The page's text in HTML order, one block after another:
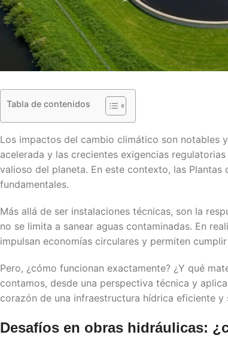
Tabla de contenidos
Los impactos del cambio climático son notables
acelerada y las crecientes exigencias
valioso del planeta. En este contexto, las Plantas
fundamentales.
Más allá de ser instalaciones técnicas, son la
no se limita a sanear aguas contaminadas. En
impulsan economías circulares y permiten
Pero, ¿cómo funcionan exactamente? ¿Y qué
contamos, desde una perspectiva técnica y
corazón de una infraestructura hídrica eficiente y
Desafíos en obras hidráulicas: